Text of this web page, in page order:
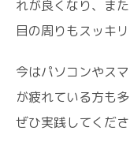
れが良くなり、ま
目の周りもスッキリ
今はパソコンやス
が疲れている方も
ぜひ実践してくださ